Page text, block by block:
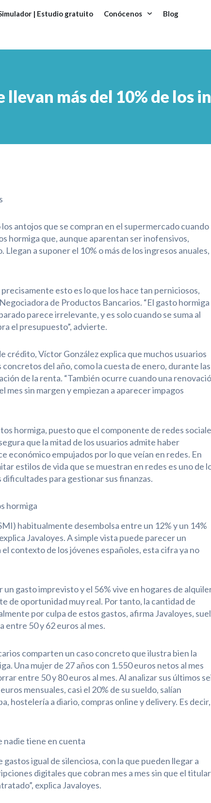
| Estudio gratuito Conócenos Blog
llevan más del 10% de los
antojos que se compran en el supermercado cuando
hormiga que, aunque aparentan ser inofensivos,
a suponer el 10% o más de los ingresos anuales,
esto es lo que los hace tan perniciosos,
de Productos Bancarios. “El gasto hormiga
parece irrelevante, y es solo cuando se suma al
el presupuesto”, advierte.
crédito, Víctor González explica que muchos usuarios
del año, como la cuesta de enero, durante las
de la renta. “También ocurre cuando una
sin margen y empiezan a aparecer impagos
hormiga, puesto que el componente de redes
que la mitad de los usuarios admite haber
económico empujados por lo que veían en redes. En
estilos de vida que se muestran en redes es uno de
para gestionar sus finanzas.
hormiga
habitualmente desembolsa entre un 12% y un 14%
Javaloyes. A simple vista puede parecer un
contexto de los jóvenes españoles, esta cifra ya no
gasto imprevisto y el 56% vive en hogares de
de oportunidad muy real. Por tanto, la cantidad de
por culpa de estos gastos, afirma Javaloyes,
entre 50 y 62 euros al mes.
comparten un caso concreto que ilustra bien la
Una mujer de 27 años con 1.550 euros netos al mes
entre 50 y 80 euros al mes. Al analizar sus últimos
mensuales, casi el 20% de su sueldo, salían
hostelería a diario, compras online y delivery. Es decir,
nadie tiene en cuenta
igual de silenciosa, con la que pueden llegar a
digitales que cobran mes a mes sin que el titular
explica Javaloyes.